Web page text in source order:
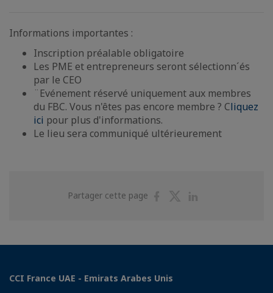
Informations importantes :
Inscription préalable obligatoire
Les PME et entrepreneurs seront sélectionn´és
par le CEO
¨Evénement réservé uniquement aux membres
du FBC. Vous n'êtes pas encore membre ? Cliquez
ici pour plus d'informations.
Le lieu sera communiqué ultérieurement
Partager cette page
PartagerPartager
CCI France UAE - Emirats Arabes Unis